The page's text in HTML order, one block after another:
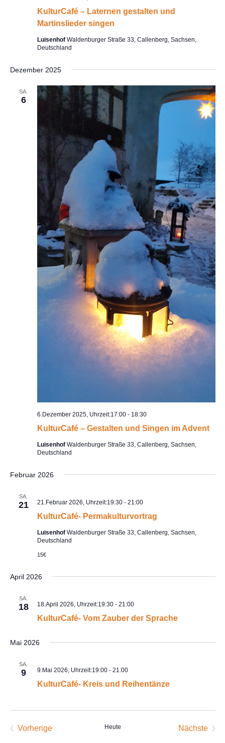
KulturCafé – Laternen gestalten und
Martinslieder singen
Luisenhof Waldenburger Straße 33, Callenberg, Sachsen,
Deutschland
Dezember 2025
SA.
6
KulturCafé – Gestalten und Singen im Advent
6.Dezember 2025, Uhrzeit:17:00- 18:30
Luisenhof Waldenburger Straße 33, Callenberg, Sachsen,
Deutschland
Februar 2026
SA.
21
KulturCafé- Permakulturvortrag
21.Februar 2026, Uhrzeit:19:30- 21:00
Luisenhof Waldenburger Straße 33, Callenberg, Sachsen,
Deutschland
15€
April 2026
SA.
18
KulturCafé- Vom Zauber der Sprache
18.April 2026, Uhrzeit:19:30- 21:00
Mai 2026
SA.
9
KulturCafé- Kreis und Reihentänze
9.Mai 2026, Uhrzeit:19:00- 21:00
Vorherige
Heute
Nächste